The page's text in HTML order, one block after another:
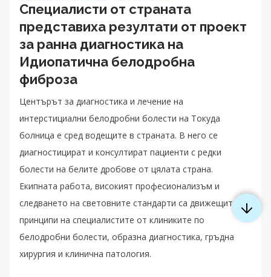
Специалисти от страната
представиха резултати от проект
за ранна диагностика на
Идиопатична белодробна
фиброза
Центърът за диагностика и лечение на
интерстициални белодробни болести на Токуда
болница е сред водещите в страната. В него се
диагностицират и консултират пациенти с редки
болести на белите дробове от цялата страна.
Екипната работа, високият професионализъм и
следването на световните стандарти са движещите
принципи на специалистите от клиниките по
белодробни болести, образна диагностика, гръдна
хирургия и клинична патология.